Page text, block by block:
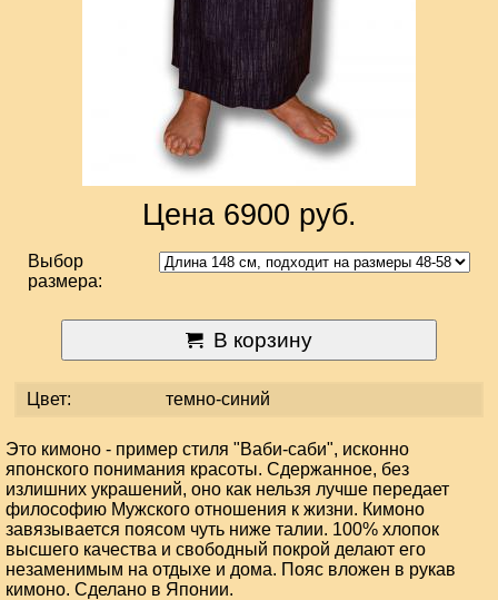
Цена 6900 руб.
Выбор
размера:
В корзину
Цвет: темно-синий
Это кимоно - пример стиля "Ваби-саби", исконно
японского понимания красоты. Сдержанное, без
излишних украшений, оно как нельзя лучше передает
философию Мужского отношения к жизни. Кимоно
завязывается поясом чуть ниже талии. 100% хлопок
высшего качества и свободный покрой делают его
незаменимым на отдыхе и дома. Пояс вложен в рукав
кимоно. Сделано в Японии.